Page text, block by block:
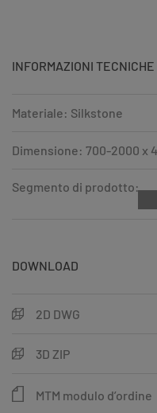
INFORMAZIONI TECNICHE
Materiale: Silkstone
Dimensione: 700-2000 x
Segmento di prodotto:
DOWNLOAD
2D DWG
3D ZIP
MTM modulo d’ordine